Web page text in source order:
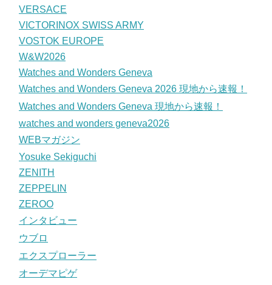
VERSACE
VICTORINOX SWISS ARMY
VOSTOK EUROPE
W&W2026
Watches and Wonders Geneva
Watches and Wonders Geneva 2026 現地から速報！
Watches and Wonders Geneva 現地から速報！
watches and wonders geneva2026
WEBマガジン
Yosuke Sekiguchi
ZENITH
ZEPPELIN
ZEROO
インタビュー
ウブロ
エクスプローラー
オーデマピゲ